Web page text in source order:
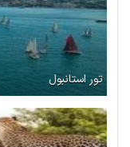
تور استانبول